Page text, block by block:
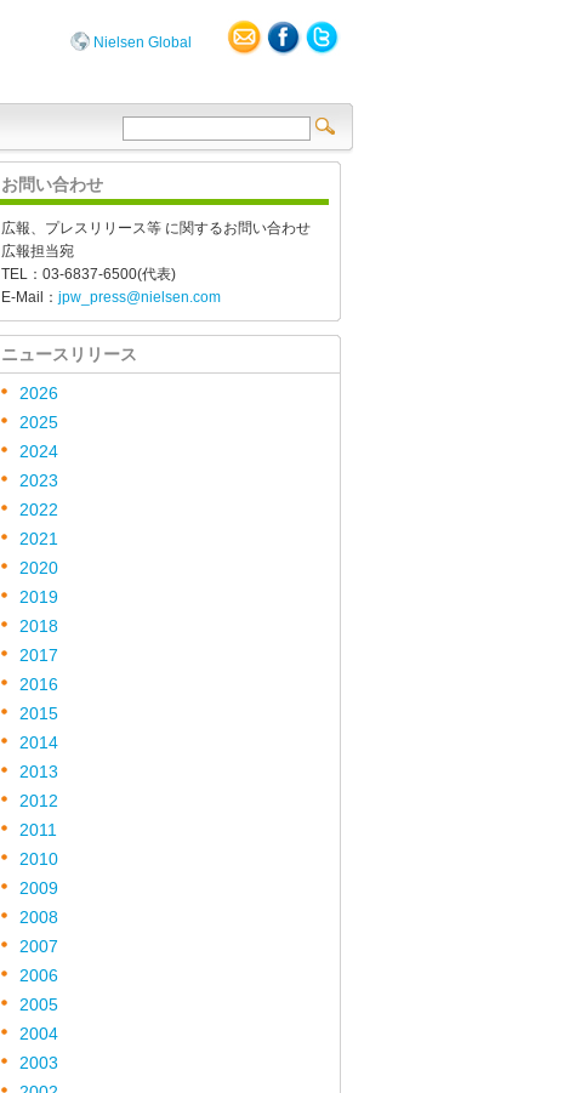
Nielsen Global
お問い合わせ
広報、プレスリリース等 に関するお問い合わせ
広報担当宛
TEL：03-6837-6500(代表)
E-Mail： jpw_press@nielsen.com
ニュースリリース
2026
2025
2024
2023
2022
2021
2020
2019
2018
2017
2016
2015
2014
2013
2012
2011
2010
2009
2008
2007
2006
2005
2004
2003